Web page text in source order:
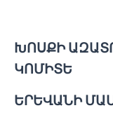
ԽՈՍՔԻ
ԿՈՄԻՏԵ
ԵՐԵՎԱՆԻ